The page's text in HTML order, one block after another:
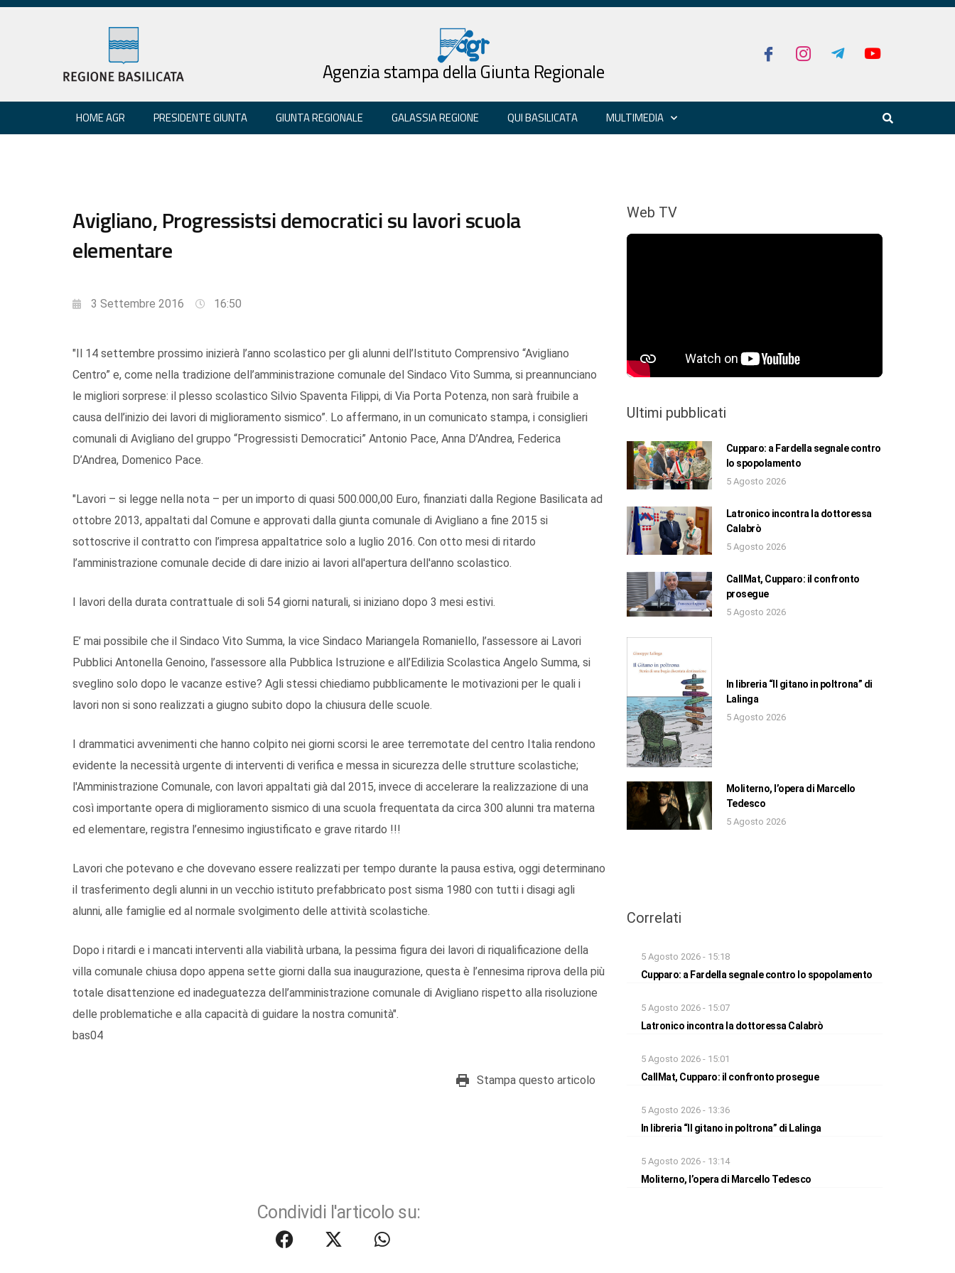
Agenzia stampa della Giunta Regionale
HOME AGR PRESIDENTE GIUNTA GIUNTA REGIONALE GALASSIA REGIONE QUI BASILICATA MULTIMEDIA
Avigliano, Progressistsi democratici su lavori scuola
elementare
3 Settembre 2016 16:50
"Il 14 settembre prossimo inizierà l’anno scolastico per gli alunni dell’Istituto Comprensivo “Avigliano
Centro” e, come nella tradizione dell’amministrazione comunale del Sindaco Vito Summa, si preannunciano
le migliori sorprese: il plesso scolastico Silvio Spaventa Filippi, di Via Porta Potenza, non sarà fruibile a
causa dell’inizio dei lavori di miglioramento sismico”. Lo affermano, in un comunicato stampa, i consiglieri
comunali di Avigliano del gruppo “Progressisti Democratici” Antonio Pace, Anna D’Andrea, Federica
D’Andrea, Domenico Pace.
"Lavori – si legge nella nota – per un importo di quasi 500.000,00 Euro, finanziati dalla Regione Basilicata ad
ottobre 2013, appaltati dal Comune e approvati dalla giunta comunale di Avigliano a fine 2015 si
sottoscrive il contratto con l’impresa appaltatrice solo a luglio 2016. Con otto mesi di ritardo
l’amministrazione comunale decide di dare inizio ai lavori all'apertura dell'anno scolastico.
I lavori della durata contrattuale di soli 54 giorni naturali, si iniziano dopo 3 mesi estivi.
E’ mai possibile che il Sindaco Vito Summa, la vice Sindaco Mariangela Romaniello, l’assessore ai Lavori
Pubblici Antonella Genoino, l’assessore alla Pubblica Istruzione e all’Edilizia Scolastica Angelo Summa, si
sveglino solo dopo le vacanze estive? Agli stessi chiediamo pubblicamente le motivazioni per le quali i
lavori non si sono realizzati a giugno subito dopo la chiusura delle scuole.
I drammatici avvenimenti che hanno colpito nei giorni scorsi le aree terremotate del centro Italia rendono
evidente la necessità urgente di interventi di verifica e messa in sicurezza delle strutture scolastiche;
l'Amministrazione Comunale, con lavori appaltati già dal 2015, invece di accelerare la realizzazione di una
così importante opera di miglioramento sismico di una scuola frequentata da circa 300 alunni tra materna
ed elementare, registra l’ennesimo ingiustificato e grave ritardo !!!
Lavori che potevano e che dovevano essere realizzati per tempo durante la pausa estiva, oggi determinano
il trasferimento degli alunni in un vecchio istituto prefabbricato post sisma 1980 con tutti i disagi agli
alunni, alle famiglie ed al normale svolgimento delle attività scolastiche.
Dopo i ritardi e i mancati interventi alla viabilità urbana, la pessima figura dei lavori di riqualificazione della
villa comunale chiusa dopo appena sette giorni dalla sua inaugurazione, questa è l’ennesima riprova della più
totale disattenzione ed inadeguatezza dell’amministrazione comunale di Avigliano rispetto alla risoluzione
delle problematiche e alla capacità di guidare la nostra comunità".
bas04
Stampa questo articolo
Condividi l'articolo su:
Web TV
Ultimi pubblicati
Cupparo: a Fardella segnale contro
lo spopolamento
5 Agosto 2026
Latronico incontra la dottoressa
Calabrò
5 Agosto 2026
CallMat, Cupparo: il confronto
prosegue
5 Agosto 2026
In libreria “Il gitano in poltrona” di
Lalinga
5 Agosto 2026
Moliterno, l’opera di Marcello
Tedesco
5 Agosto 2026
Correlati
5 Agosto 2026 - 15:18
Cupparo: a Fardella segnale contro lo spopolamento
5 Agosto 2026 - 15:07
Latronico incontra la dottoressa Calabrò
5 Agosto 2026 - 15:01
CallMat, Cupparo: il confronto prosegue
5 Agosto 2026 - 13:36
In libreria “Il gitano in poltrona” di Lalinga
5 Agosto 2026 - 13:14
Moliterno, l’opera di Marcello Tedesco